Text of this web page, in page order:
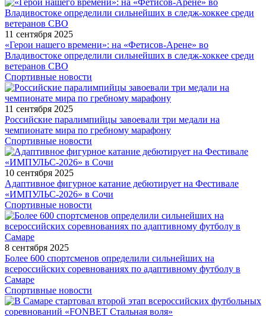
11 сентября 2025
«Герои нашего времени»: на «Фетисов-Арене» во
Владивостоке определили сильнейших в следж-хоккее среди
ветеранов СВО
Спортивные новости
11 сентября 2025
Российские паралимпийцы завоевали три медали на
чемпионате мира по гребному марафону
Спортивные новости
10 сентября 2025
Адаптивное фигурное катание дебютирует на Фестивале
«ИМПУЛЬС-2026» в Сочи
Спортивные новости
8 сентября 2025
Более 600 спортсменов определили сильнейших на
всероссийских соревнованиях по адаптивному футболу в
Самаре
Спортивные новости